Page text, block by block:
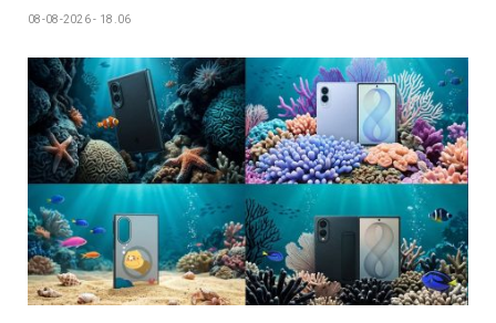
08-08-2026 - 18.06